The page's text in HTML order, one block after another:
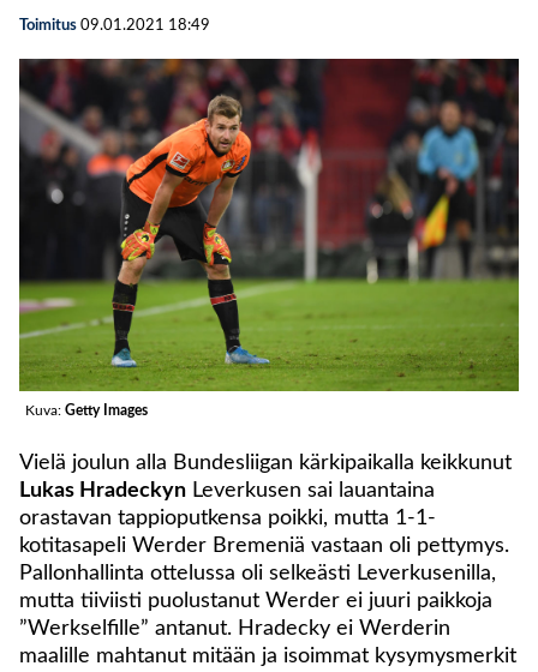
Toimitus 09.01.2021 18:49
Kuva: Getty Images
Vielä joulun alla Bundesliigan kärkipaikalla keikkunut
Lukas Hradeckyn Leverkusen sai lauantaina
orastavan tappioputkensa poikki, mutta 1-1-
kotitasapeli Werder Bremeniä vastaan oli pettymys.
Pallonhallinta ottelussa oli selkeästi Leverkusenilla,
mutta tiiviisti puolustanut Werder ei juuri paikkoja
”Werkselfille” antanut. Hradecky ei Werderin
maalille mahtanut mitään ja isoimmat kysymysmerkit